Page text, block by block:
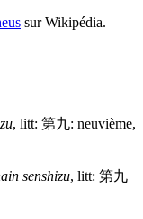
sur Wikipédia.
, litt: 第九: neuvième,
senshizu, litt: 第九